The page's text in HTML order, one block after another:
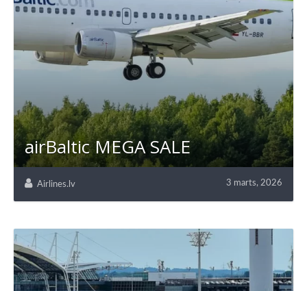
airBaltic MEGA SALE
Airlines.lv 3 marts, 2026